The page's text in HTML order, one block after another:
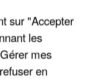
PAR UNE
sur "Accepter
les
mes
en